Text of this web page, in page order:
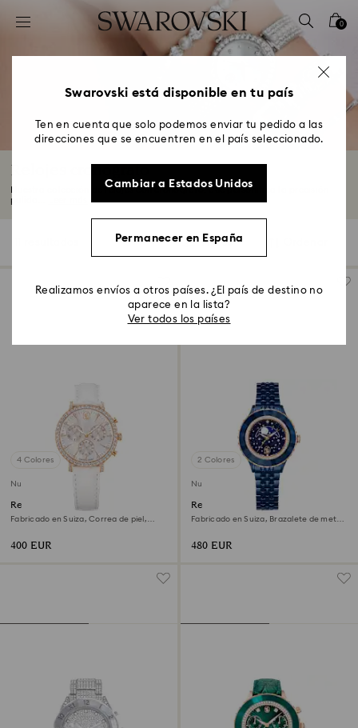
Accesskeys list
2 - Footer
4 - Search results
0
Relojes cronógrafo
Nuestra colección de relojes con cronógrafo, que personifica la precisión
pulida...
Filtros
Filtros
4 Colores
Nuevo
Reloj Matrix tennis chrono
Fabricado en Suiza, Correa de piel,
400 EUR
2 Colores
Nuevo
Reloj Octea moon
Fabricado en Suiza, Brazalete de metal,
480 EUR
Swarovski está disponible en tu país
Ten en cuenta que solo podemos enviar tu pedido a las
direcciones que se encuentren en el país seleccionado.
Cambiar a Estados Unidos
Permanecer en España
Realizamos envíos a otros países. ¿El país de destino no
aparece en la lista?
Ver todos los países